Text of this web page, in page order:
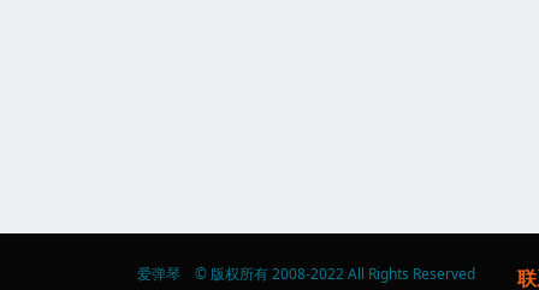
爱弹琴 © 版权所有 2008-2022 All Rights Reserved